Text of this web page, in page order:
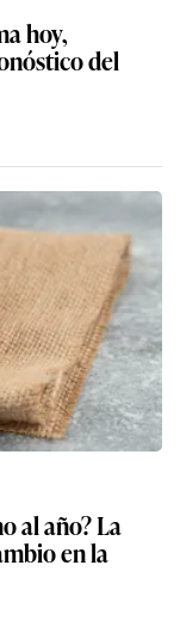
hoy,
del
al año? La
en la